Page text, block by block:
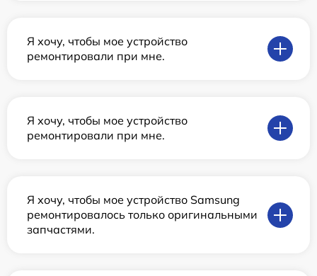
Я хочу, чтобы мое устройство
ремонтировали при мне.
Я хочу, чтобы мое устройство
ремонтировали при мне.
Я хочу, чтобы мое устройство Samsung
ремонтировалось только оригинальными
запчастями.